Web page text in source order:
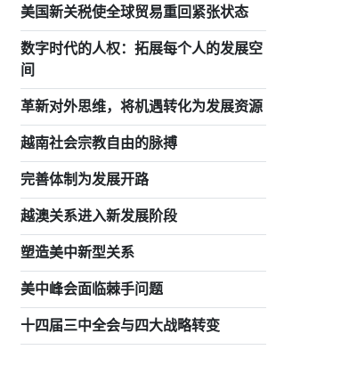
美国新关税使全球贸易重回紧张状态
数字时代的人权：拓展每个人的发展空
间
革新对外思维，将机遇转化为发展资源
越南社会宗教自由的脉搏
完善体制为发展开路
越澳关系进入新发展阶段
塑造美中新型关系
美中峰会面临棘手问题
十四届三中全会与四大战略转变